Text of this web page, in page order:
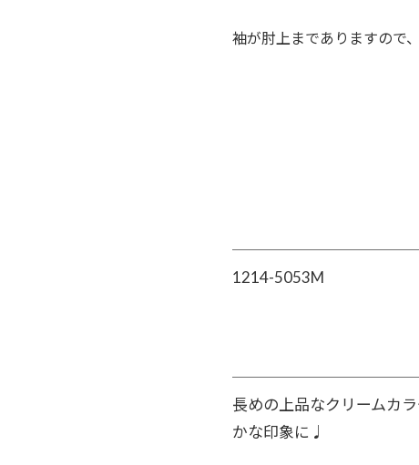
袖が肘上までありますので
1214-5053M
長めの上品なクリームカ
かな印象に♩